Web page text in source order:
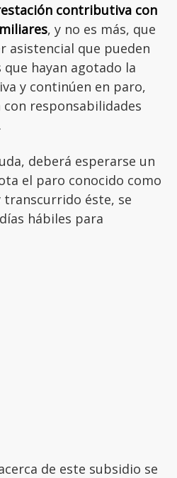
contributiva con
, y no es más, que
asistencial que pueden
hayan agotado la
y continúen en paro,
responsabilidades
deberá esperarse un
el paro conocido como
transcurrido éste, se
hábiles para
de este subsidio se